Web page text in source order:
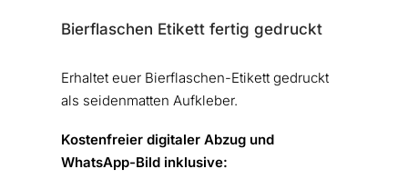
Bierflaschen Etikett fertig gedruckt
Erhaltet euer Bierflaschen-Etikett gedruckt
als seidenmatten Aufkleber.
Kostenfreier digitaler Abzug und
WhatsApp-Bild inklusive: